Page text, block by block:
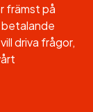
främst på
betalande
driva frågor,